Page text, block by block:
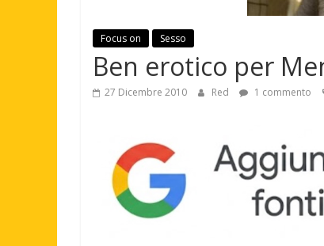
Focus on Sesso
Ben erotico per
27 Dicembre 2010 Red 1 commento